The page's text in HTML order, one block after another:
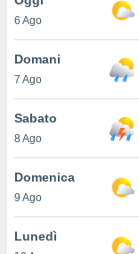
è
al sito
di
ci
di
il
un
6 Ago
Domani
7 Ago
Sabato
8 Ago
Domenica
9 Ago
Lunedì